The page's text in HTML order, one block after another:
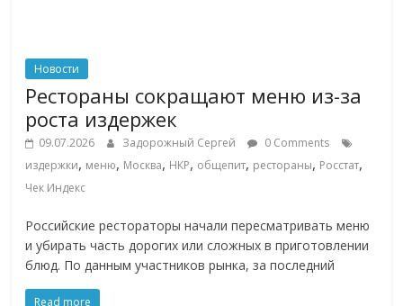
Новости
Рестораны сокращают меню из-за
роста издержек
09.07.2026 Задорожный Сергей
0 Comments
издержки, меню, Москва, НКР, общепит, рестораны, Росстат,
Чек Индекс
Российские рестораторы начали пересматривать меню
и убирать часть дорогих или сложных в приготовлении
блюд. По данным участников рынка, за последний
Read more